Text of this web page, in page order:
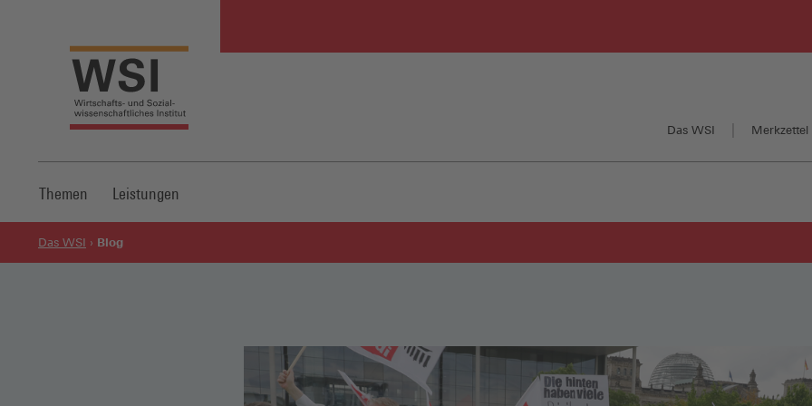
Das WSI Merkzettel
Themen Leistungen
Das WSI Blog